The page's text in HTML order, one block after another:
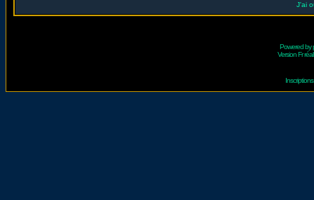
J'ai
Powered by
Version Fr